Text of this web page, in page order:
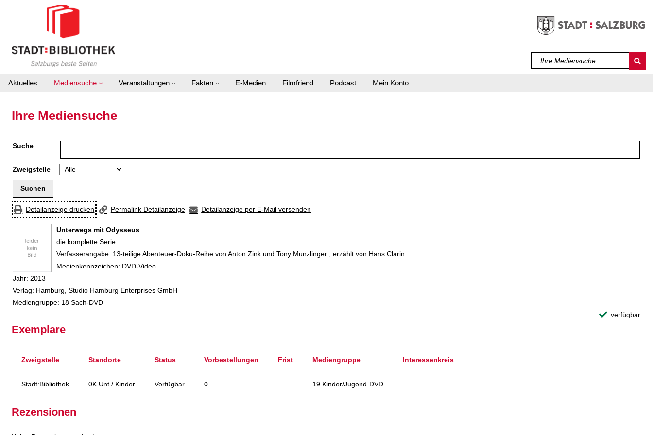
Zur Detailanzeige springen
Sprache auswählen
Aktuelles Mediensuche Veranstaltungen Fakten E-Medien Filmfriend Podcast Mein Konto
Ihre Mediensuche
Suche
Zweigstelle
Detailanzeige drucken Permalink Detailanzeige Detailanzeige per E-Mail versenden
Unterwegs mit Odysseus
die komplette Serie
Suche nach diesem Verfasser
Verfasserangabe: 13-teilige Abenteuer-Doku-Reihe von Anton Zink und Tony Munzlinger ; erzählt von Hans Clarin
Medienkennzeichen: DVD-Video
Jahr: 2013
Verlag: Hamburg, Studio Hamburg Enterprises GmbH
Mediengruppe: 18 Sach-DVD
verfügbar
Exemplare
Zweigstelle Standorte Status Vorbestellungen Frist Mediengruppe Interessenkreis
Stadt:Bibliothek 0K Unt / Kinder Verfügbar 0 19 Kinder/Jugend-DVD
Rezensionen